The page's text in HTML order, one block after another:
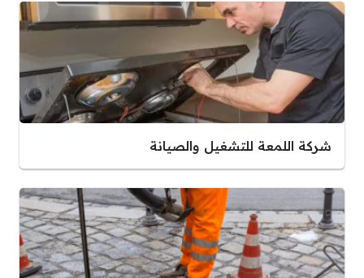
شركة اللمعة للتشغيل والصيانة